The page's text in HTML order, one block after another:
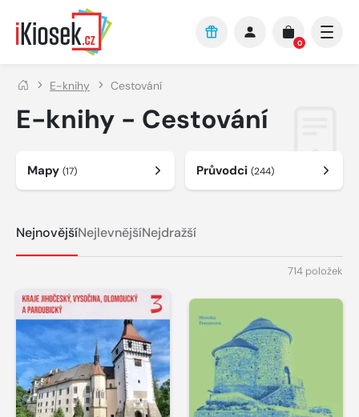
Přejít na hlavní obsah
0
E-knihy Cestování
E-knihy - Cestování
Mapy (17) Průvodci (244)
NejnovějšíNejlevnějšíNejdražší
714 položek